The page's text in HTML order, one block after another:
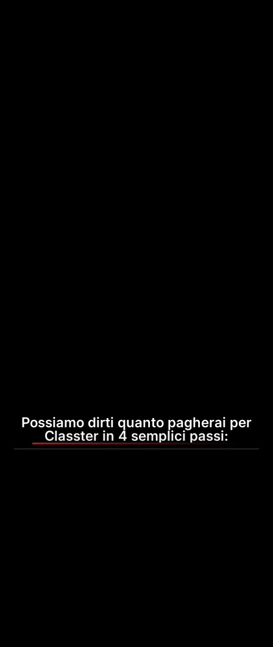
Possiamo dirti quanto pagherai per
Classter in 4 semplici passi: